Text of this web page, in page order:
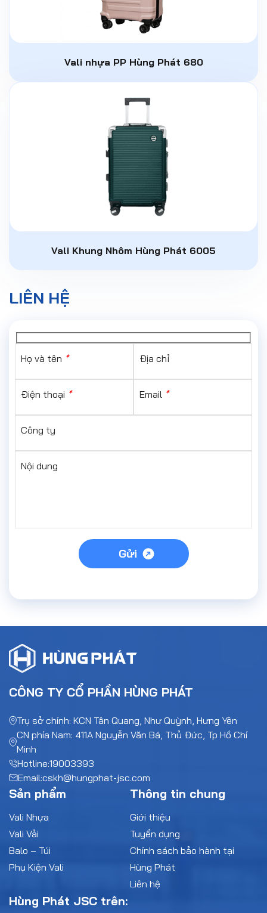
Vali nhựa PP Hùng Phát 680
Vali Khung Nhôm Hùng Phát 6005
LIÊN HỆ
Họ và tên * Địa chỉ
Điện thoại * Email *
Công ty
Nội dung
Gửi
CÔNG TY CỔ PHẦN HÙNG PHÁT
Trụ sở chính: KCN Tân Quang, Như Quỳnh, Hưng Yên
CN phía Nam: 411A Nguyễn Văn Bá, Thủ Đức, Tp Hồ Chí
Minh
Hotline:19003393
Email:cskh@hungphat-jsc.com
Sản phẩm
Vali Nhựa
Vali Vải
Balo – Túi
Phụ Kiện Vali
Thông tin chung
Giới thiệu
Tuyển dụng
Chính sách bảo hành tại
Hùng Phát
Liên hệ
Hùng Phát JSC trên: